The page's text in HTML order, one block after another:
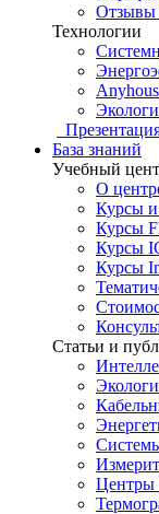
Отзывы
Технологии
База знаний
Учебный
О
Курсы
Курсы
Курсы
Курсы
Статьи и
Центры